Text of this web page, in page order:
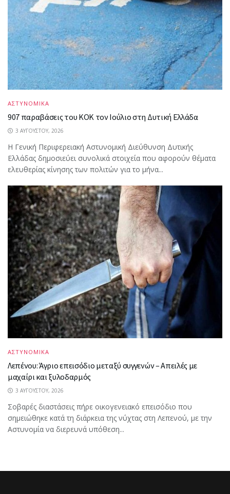
ΑΣΤΥΝΟΜΙΚΑ
907 παραβάσεις του ΚΟΚ τον Ιούλιο στη Δυτική Ελλάδα
3 ΑΥΓΟΎΣΤΟΥ, 2026
Η Γενική Περιφερειακή Αστυνομική Διεύθυνση Δυτικής
Ελλάδας δημοσιεύει συνολικά στοιχεία που αφορούν θέματα
ελευθερίας κίνησης των πολιτών για το μήνα...
ΑΣΤΥΝΟΜΙΚΑ
Λεπένου: Άγριο επεισόδιο μεταξύ συγγενών – Απειλές με
μαχαίρι και ξυλοδαρμός
3 ΑΥΓΟΎΣΤΟΥ, 2026
Σοβαρές διαστάσεις πήρε οικογενειακό επεισόδιο που
σημειώθηκε κατά τη διάρκεια της νύχτας στη Λεπενού, με την
Αστυνομία να διερευνά υπόθεση...